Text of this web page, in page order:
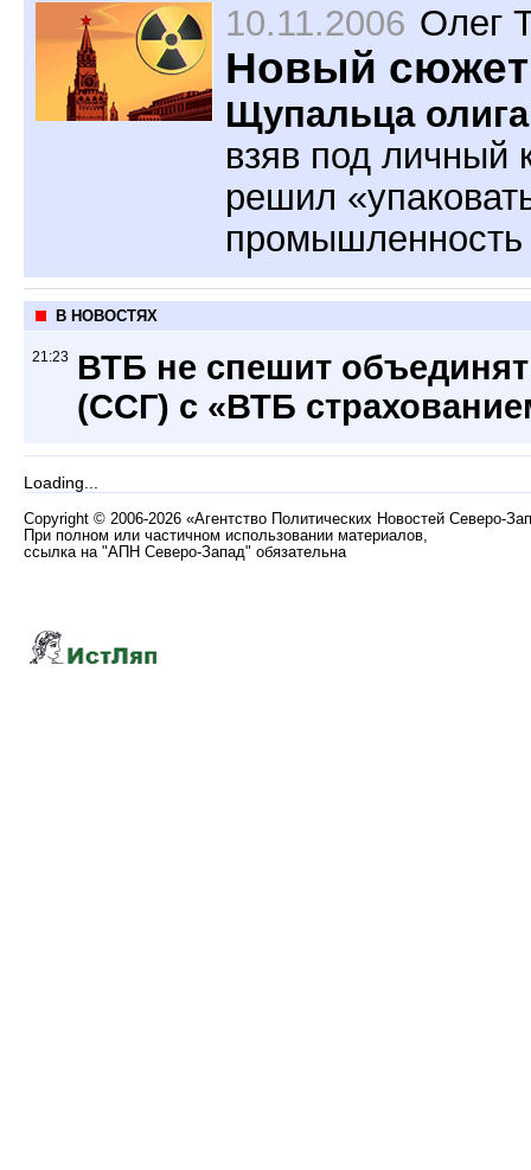
10.11.2006 Олег
Новый сюжет
Щупальца
взяв под личный
решил
промышленность
В НОВОСТЯХ
21:23
ВТБ не спешит
(ССГ) с «ВТБ
Loading...
Copyright © 2006-2026 «Агентство Политических Новостей Северо-
При полном или частичном использовании материалов,
ссылка на "АПН Северо-Запад" обязательна